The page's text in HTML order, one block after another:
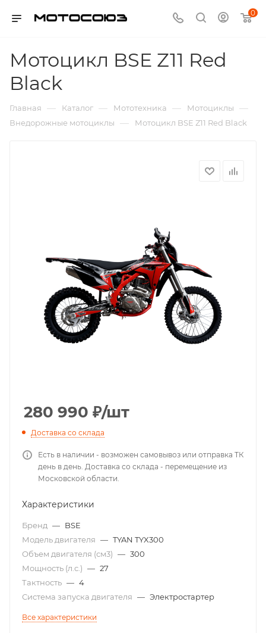
0
Мотоцикл BSE Z11 Red
Black
Главная — Каталог — Мототехника — Мотоциклы —
Внедорожные мотоциклы — Мотоцикл BSE Z11 Red Black
280 990 ₽/шт
Доставка со склада
Есть в наличии - возможен самовывоз или отправка ТК
день в день. Доставка со склада - перемещение из
Московской области.
Характеристики
Бренд — BSE
Модель двигателя — TYAN TYX300
Объем двигателя (см3) — 300
Мощность (л.с.) — 27
Тактность — 4
Система запуска двигателя — Электростартер
Все характеристики